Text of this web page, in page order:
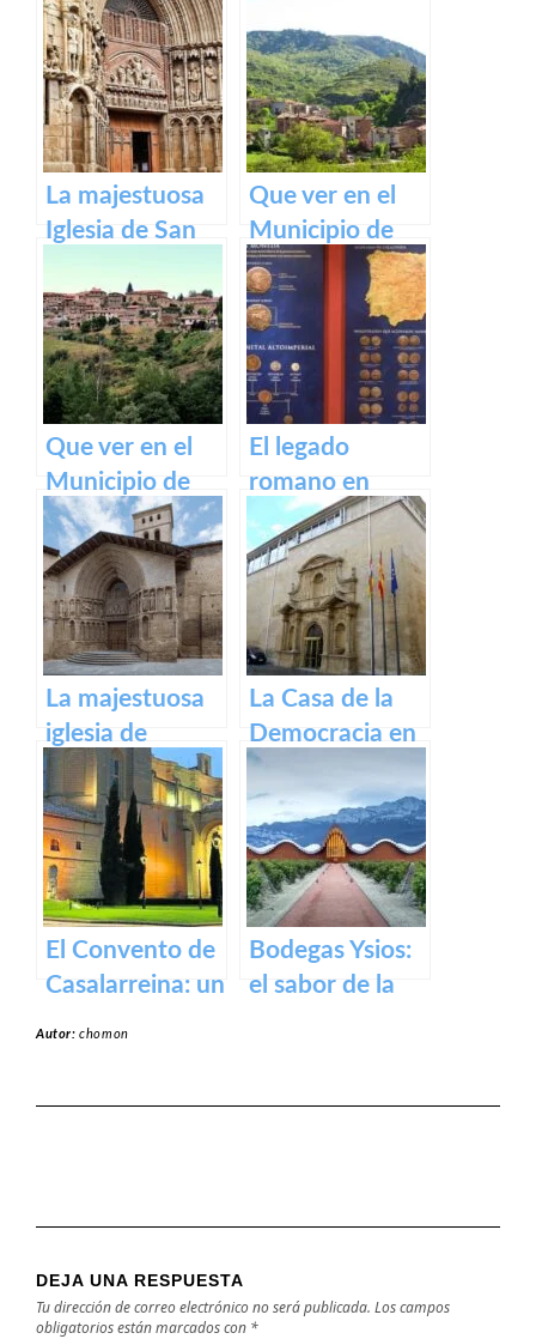
Camino de
Santiago
Francés
recorrido por el
pueblo riojano
La majestuosa
Iglesia de San
Logroño
Que ver en el
Municipio de
Ventrosa de La
Rioja
Que ver en el
Municipio de
Lumbreras de
Cameros de La
Rioja
El legado
romano en
Calahorra:
Museo de la
Romanización
La majestuosa
iglesia de
Santiago El Real
en Logroño.
La Casa de la
Democracia en
Logroño: El
Parlamento de
La Rioja
El Convento de
Casalarreina: un
Bodegas Ysios:
el sabor de la
Autor:chomon
DEJA UNA RESPUESTA
Tu dirección de correo electrónico no será publicada. Los campos
obligatorios están marcados con *